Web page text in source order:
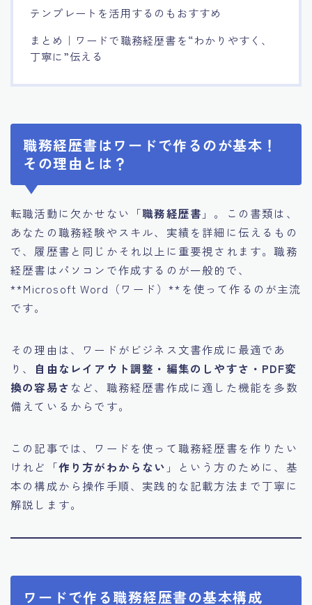
テンプレートを活用するのもおすすめ
まとめ｜ワードで職務経歴書を“わかりやすく、
丁寧に”伝える
職務経歴書はワードで作るのが基本！
その理由とは？
転職活動に欠かせない「職務経歴書 」。この書類は、
あなたの職務経験やスキル、実績を詳細に伝えるもの
で、履歴書と同じかそれ以上に重要視されます。職務
経歴書はパソコンで作成するのが一般的で、
**Microsoft Word（ワード）**を使って作るのが主流
です。
その理由は、ワードがビジネス文書作成に最適であ
り、
自由なレイアウト調整・編集のしやすさ・PDF変
換の容易さ など、職務経歴書作成に適した機能を多数
備えているからです。
この記事では、ワードを使って職務経歴書を作りたい
けれど「作り方がわからない 」という方のために、基
本の構成から操作手順、実践的な記載方法まで丁寧に
解説します。
ワードで作る職務経歴書の基本構成